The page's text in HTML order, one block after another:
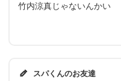
竹内涼真じゃないんかい
スパくんのお友達